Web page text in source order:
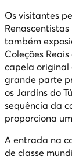
Os visitantes
também
Coleções
capela original
grande parte
os Jardins do
sequência da
proporciona
A entrada na
de classe